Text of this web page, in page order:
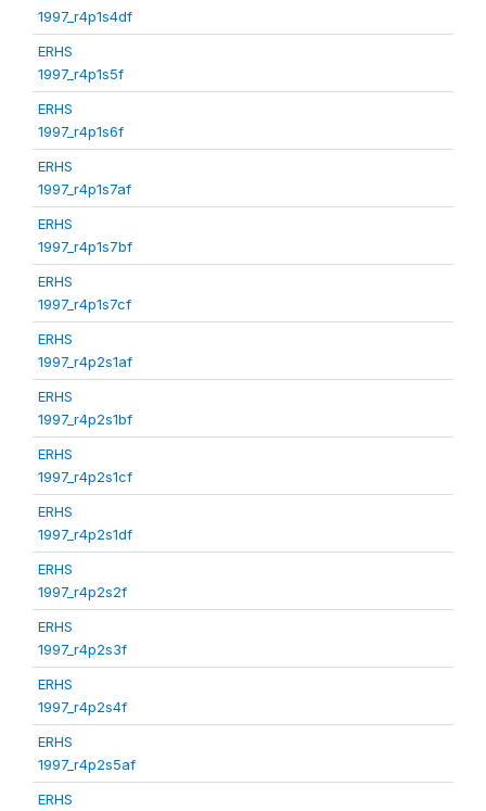
1997_r4p1s4df
ERHS
1997_r4p1s5f
ERHS
1997_r4p1s6f
ERHS
1997_r4p1s7af
ERHS
1997_r4p1s7bf
ERHS
1997_r4p1s7cf
ERHS
1997_r4p2s1af
ERHS
1997_r4p2s1bf
ERHS
1997_r4p2s1cf
ERHS
1997_r4p2s1df
ERHS
1997_r4p2s2f
ERHS
1997_r4p2s3f
ERHS
1997_r4p2s4f
ERHS
1997_r4p2s5af
ERHS